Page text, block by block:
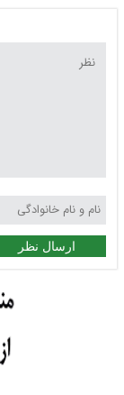
ارسال نظر